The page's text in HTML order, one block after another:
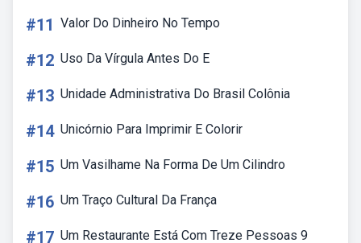
#11 Valor Do Dinheiro No Tempo
#12 Uso Da Vírgula Antes Do E
#13 Unidade Administrativa Do Brasil Colônia
#14 Unicórnio Para Imprimir E Colorir
#15 Um Vasilhame Na Forma De Um Cilindro
#16 Um Traço Cultural Da França
#17 Um Restaurante Está Com Treze Pessoas 9